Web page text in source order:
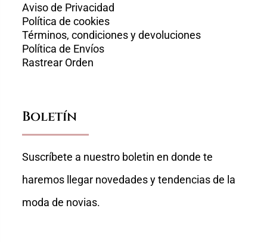
Aviso de Privacidad
Política de cookies
Términos, condiciones y devoluciones
Política de Envíos
Rastrear Orden
Boletín
Suscríbete a nuestro boletin en donde te
haremos llegar novedades y tendencias de la
moda de novias.